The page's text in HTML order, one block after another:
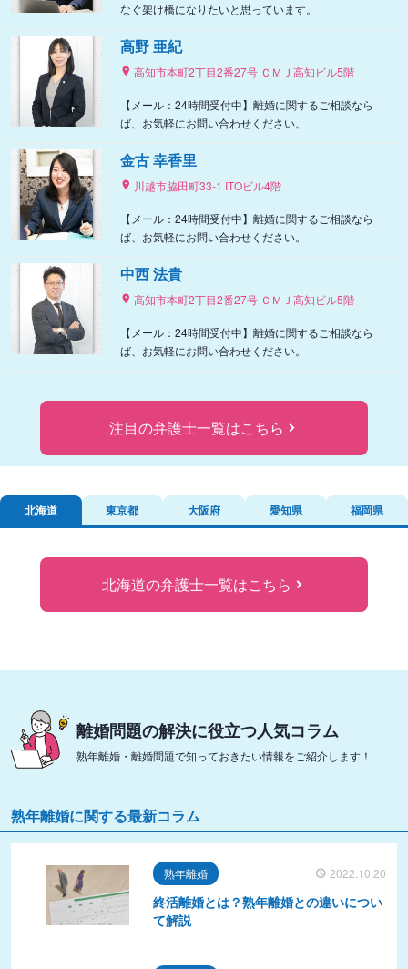
なぐ架け橋になりたいと思っています。
高野 亜紀
高知市本町2丁目2番27号 ＣＭＪ高知ビル5階
【メール：24時間受付中】離婚に関するご相談なら
ば、お気軽にお問い合わせください。
金古 幸香里
川越市脇田町33-1 ITOビル4階
【メール：24時間受付中】離婚に関するご相談なら
ば、お気軽にお問い合わせください。
中西 法貴
高知市本町2丁目2番27号 ＣＭＪ高知ビル5階
【メール：24時間受付中】離婚に関するご相談なら
ば、お気軽にお問い合わせください。
注目の弁護士一覧はこちら
北海道 東京都 大阪府 愛知県 福岡県
北海道の弁護士一覧はこちら
離婚問題の解決に役立つ人気コラム
熟年離婚・離婚問題で知っておきたい情報をご紹介します！
熟年離婚に関する最新コラム
熟年離婚 2022.10.20
終活離婚とは？熟年離婚との違いについ
て解説